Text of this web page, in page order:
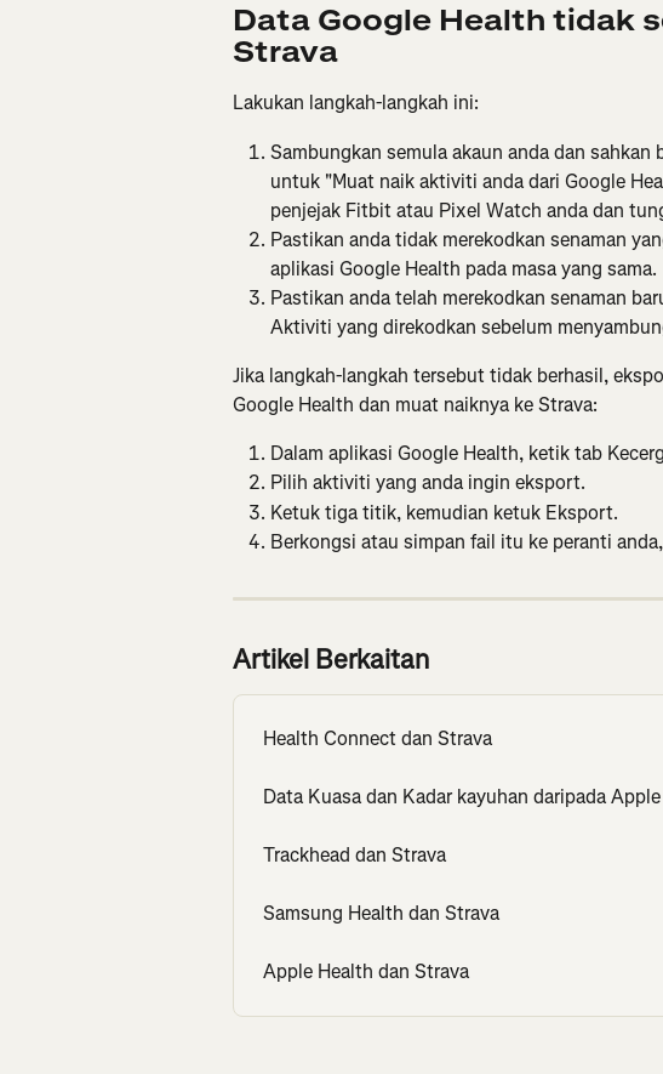
Data Google Health tidak
Strava
Lakukan langkah-langkah ini:
Sambungkan semula akaun anda dan sahkan
untuk "Muat naik aktiviti anda dari Google
penjejak Fitbit atau Pixel Watch anda dan
Pastikan anda tidak merekodkan senaman
aplikasi Google Health pada masa yang sama.
Pastikan anda telah merekodkan senaman
Aktiviti yang direkodkan sebelum
Jika langkah-langkah tersebut tidak berhasil,
Google Health dan muat naiknya ke Strava:
Dalam aplikasi Google Health, ketik tab
Pilih aktiviti yang anda ingin eksport.
Ketuk tiga titik, kemudian ketuk Eksport.
Berkongsi atau simpan fail itu ke peranti
Artikel Berkaitan
Health Connect dan Strava
Data Kuasa dan Kadar kayuhan daripada
Trackhead dan Strava
Samsung Health dan Strava
Apple Health dan Strava